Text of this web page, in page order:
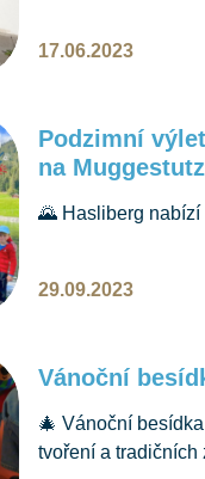
Curaglia,
17.06.2023
Podzimní
na
🌄 Hasliberg
29.09.2023
Vánoční
🎄 Vánoční
tvoření a tradičních